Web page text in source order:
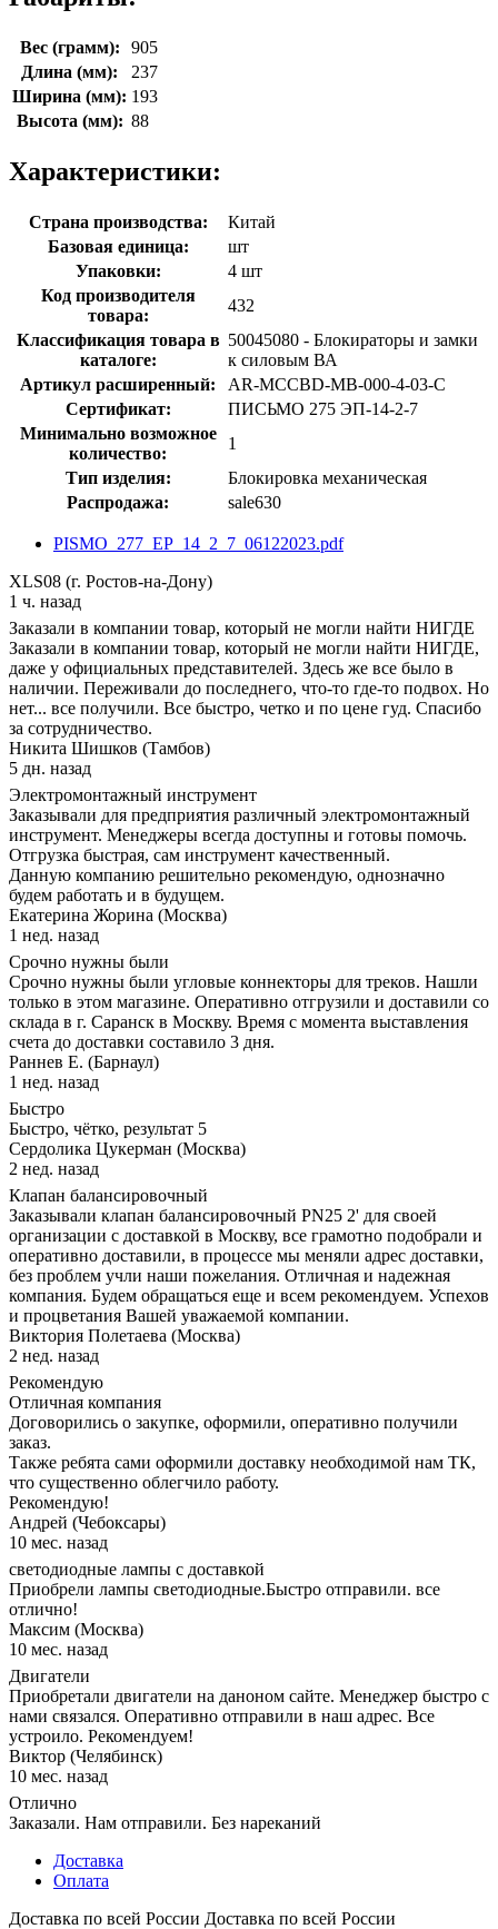
Вес (грамм):
905
Длина (мм):
237
Ширина (мм): 193
Высота (мм): 88
Характеристики:
Страна производства:
Китай
Базовая единица:
шт
Упаковки:
4 шт
Код производителя
товара:
432
Классификация товара в
каталоге:
50045080 - Блокираторы и замки
к силовым ВА
Артикул расширенный:
AR-MCCBD-MB-000-4-03-C
Сертификат:
ПИСЬМО 275 ЭП-14-2-7
Минимально возможное
количество:
1
Тип изделия:
Блокировка механическая
Распродажа:
sale630
PISMO_277_EP_14_2_7_06122023.pdf
XLS08 (г. Ростов-на-Дону)
1 ч. назад
Заказали в компании товар, который не могли найти НИГДЕ
Заказали в компании товар, который не могли найти НИГДЕ,
даже у официальных представителей. Здесь же все было в
наличии. Переживали до последнего, что-то где-то подвох. Но
нет... все получили. Все быстро, четко и по цене гуд. Спасибо
за сотрудничество.
Никита Шишков (Тамбов)
5 дн. назад
Электромонтажный инструмент
Заказывали для предприятия различный электромонтажный
инструмент. Менеджеры всегда доступны и готовы помочь.
Отгрузка быстрая, сам инструмент качественный.
Данную компанию решительно рекомендую, однозначно
будем работать и в будущем.
Екатерина Жорина (Москва)
1 нед. назад
Срочно нужны были
Срочно нужны были угловые коннекторы для треков. Нашли
только в этом магазине. Оперативно отгрузили и доставили со
склада в г. Саранск в Москву. Время с момента выставления
счета до доставки составило 3 дня.
Раннев Е. (Барнаул)
1 нед. назад
Быстро
Быстро, чётко, результат 5
Сердолика Цукерман (Москва)
2 нед. назад
Клапан балансировочный
Заказывали клапан балансировочный PN25 2' для своей
организации с доставкой в Москву, все грамотно подобрали и
оперативно доставили, в процессе мы меняли адрес доставки,
без проблем учли наши пожелания. Отличная и надежная
компания. Будем обращаться еще и всем рекомендуем. Успехов
и процветания Вашей уважаемой компании.
Виктория Полетаева (Москва)
2 нед. назад
Рекомендую
Отличная компания
Договорились о закупке, оформили, оперативно получили
заказ.
Также ребята сами оформили доставку необходимой нам ТК,
что существенно облегчило работу.
Рекомендую!
Андрей (Чебоксары)
10 мес. назад
светодиодные лампы с доставкой
Приобрели лампы светодиодные.Быстро отправили. все
отлично!
Максим (Москва)
10 мес. назад
Двигатели
Приобретали двигатели на даноном сайте. Менеджер быстро с
нами связался. Оперативно отправили в наш адрес. Все
устроило. Рекомендуем!
Виктор (Челябинск)
10 мес. назад
Отлично
Заказали. Нам отправили. Без нареканий
Доставка
Оплата
Доставка по всей России Доставка по всей России